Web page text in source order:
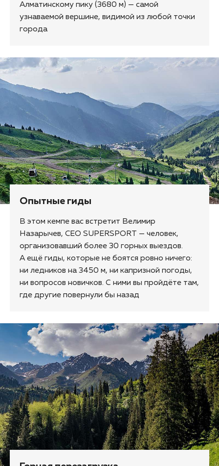
Алматинскому пику (3680 м) — самой
узнаваемой вершине, видимой из любой точки
города
Опытные гиды
В этом кемпе вас встретит Велимир
Назарычев, CEO SUPERSPORT — человек,
организовавший более 30 горных выездов.
А ещё гиды, которые не боятся ровно ничего:
ни ледников на 3450 м, ни капризной погоды,
ни вопросов новичков. С ними вы пройдёте там,
где другие повернули бы назад